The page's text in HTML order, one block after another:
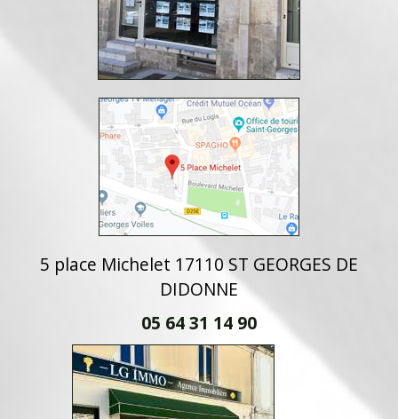
5 place Michelet 17110 ST GEORGES DE
DIDONNE
05 64 31 14 90